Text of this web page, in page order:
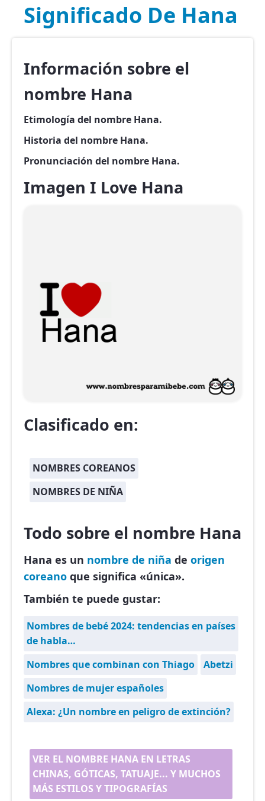
Significado De Hana
Información sobre el
nombre Hana
Etimología del nombre Hana.
Historia del nombre Hana.
Pronunciación del nombre Hana.
Imagen I Love Hana
Clasificado en:
NOMBRES COREANOS
NOMBRES DE NIÑA
Todo sobre el nombre Hana
Hana es un nombre de niña de origen
coreano que significa «única».
También te puede gustar:
Nombres de bebé 2024: tendencias en países
de habla…
Nombres que combinan con Thiago
Abetzi
Nombres de mujer españoles
Alexa: ¿Un nombre en peligro de extinción?
VER EL NOMBRE HANA EN LETRAS
CHINAS, GÓTICAS, TATUAJE... Y MUCHOS
MÁS ESTILOS Y TIPOGRAFÍAS